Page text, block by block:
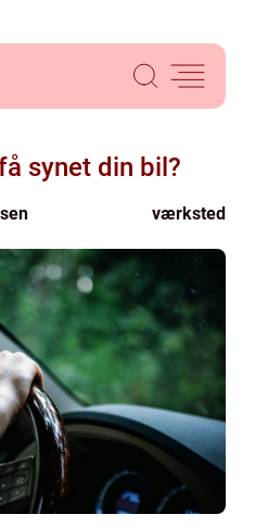
synet din bil?
værksted